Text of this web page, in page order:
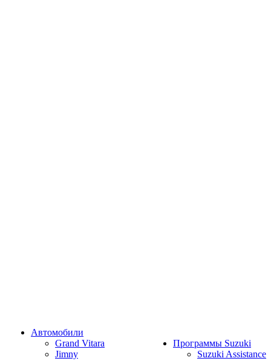
Автомобили
Grand Vitara
Jimny
Программы Suzuki
Suzuki Assistance